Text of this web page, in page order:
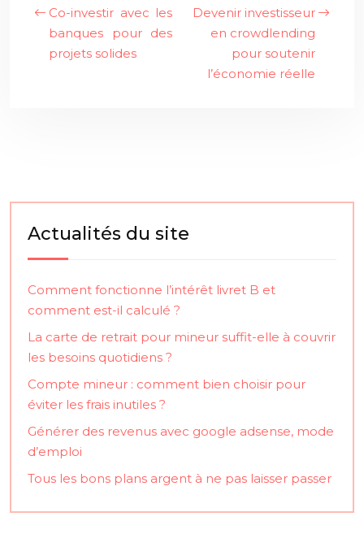
Co-investir avec les
banques pour des
projets solides
Devenir investisseur
en crowdlending
pour soutenir
l’économie réelle
Actualités du site
Comment fonctionne l’intérêt livret B et
comment est-il calculé ?
La carte de retrait pour mineur suffit-elle à couvrir
les besoins quotidiens ?
Compte mineur : comment bien choisir pour
éviter les frais inutiles ?
Générer des revenus avec google adsense, mode
d’emploi
Tous les bons plans argent à ne pas laisser passer